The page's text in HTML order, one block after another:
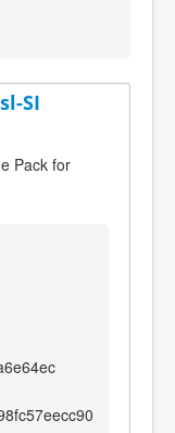
SI
Pack for